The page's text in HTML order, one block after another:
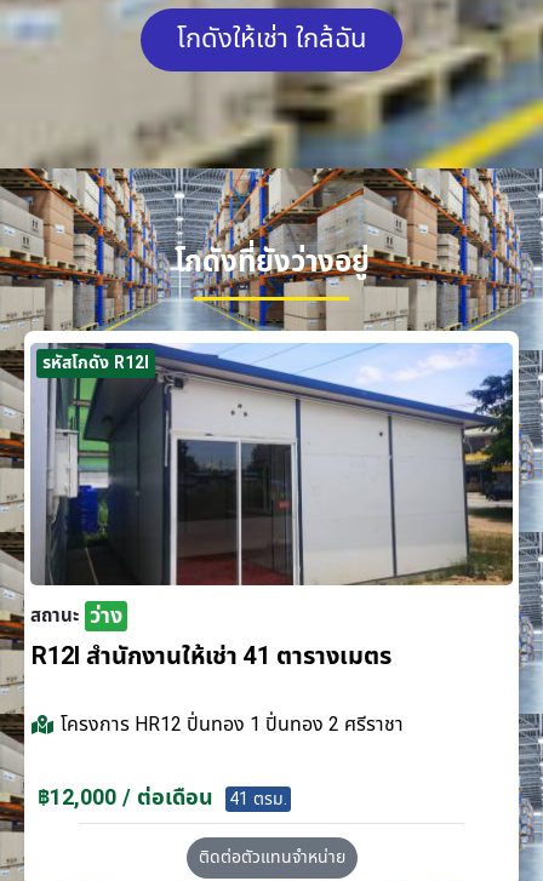
โกดังให้เช่า ใกล้ฉัน
โกดังที่ยังว่างอยู่
รหัสโกดัง R12I
สถานะ ว่าง
R12I สำนักงานให้เช่า 41 ตารางเมตร
โครงการ HR12 ปิ่นทอง 1 ปิ่นทอง 2 ศรีราชา
฿12,000 / ต่อเดือน 41 ตรม.
ติดต่อตัวแทนจำหน่าย